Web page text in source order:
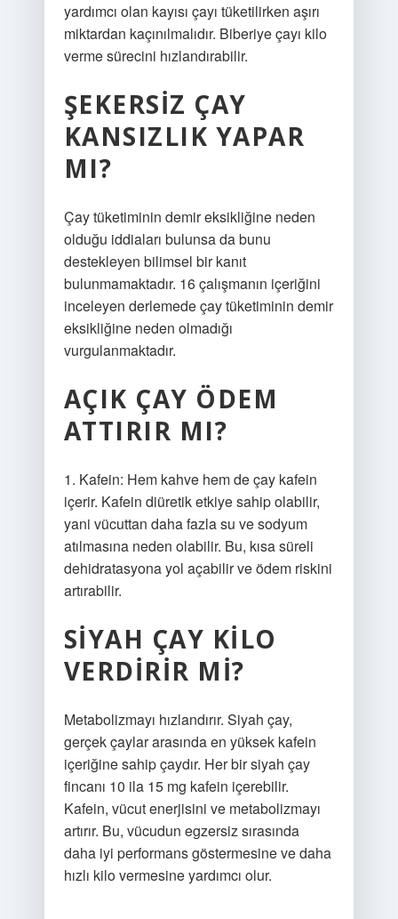
yardımcı olan kayısı çayı tüketilirken aşırı
miktardan kaçınılmalıdır. Biberiye çayı kilo
verme sürecini hızlandırabilir.
ŞEKERSIZ ÇAY
KANSIZLIK YAPAR
MI?
Çay tüketiminin demir eksikliğine neden
olduğu iddiaları bulunsa da bunu
destekleyen bilimsel bir kanıt
bulunmamaktadır. 16 çalışmanın içeriğini
inceleyen derlemede çay tüketiminin demir
eksikliğine neden olmadığı
vurgulanmaktadır.
AÇIK ÇAY ÖDEM
ATTIRIR MI?
1. Kafein: Hem kahve hem de çay kafein
içerir. Kafein diüretik etkiye sahip olabilir,
yani vücuttan daha fazla su ve sodyum
atılmasına neden olabilir. Bu, kısa süreli
dehidratasyona yol açabilir ve ödem riskini
artırabilir.
SIYAH ÇAY KILO
VERDIRIR MI?
Metabolizmayı hızlandırır. Siyah çay,
gerçek çaylar arasında en yüksek kafein
içeriğine sahip çaydır. Her bir siyah çay
fincanı 10 ila 15 mg kafein içerebilir.
Kafein, vücut enerjisini ve metabolizmayı
artırır. Bu, vücudun egzersiz sırasında
daha iyi performans göstermesine ve daha
hızlı kilo vermesine yardımcı olur.